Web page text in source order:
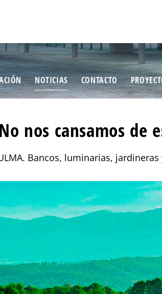
NOTICIAS CONTACTO
No nos cansamos de
Bancos, luminarias,